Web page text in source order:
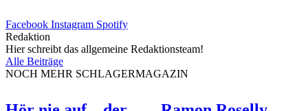
Facebook Instagram Spotify
Redaktion
Hier schreibt das allgemeine Redaktionsteam!
Alle Beiträge
NOCH MEHR SCHLAGERMAGAZIN